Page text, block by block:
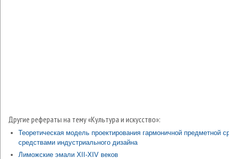
Другие рефераты на тему «Культура и искусство»:
Теоретическая модель проектирования гармоничной предметной
средствами индустриального дизайна
Лиможские эмали XII-XIV веков